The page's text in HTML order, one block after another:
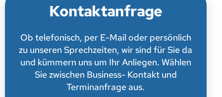
Kontaktanfrage
Ob telefonisch, per E-Mail oder persönlich
zu unseren Sprechzeiten, wir sind für Sie da
und kümmern uns um Ihr Anliegen. Wählen
Sie zwischen Business- Kontakt und
Terminanfrage aus.